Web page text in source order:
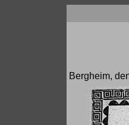
Bergheim,